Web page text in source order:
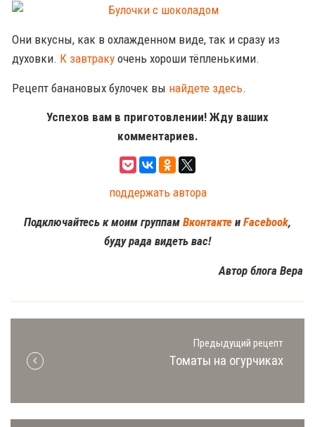
Они вкусны, как в охлажденном виде, так и сразу из
духовки. К завтраку очень хороши тёпленькими.
Рецепт банановых булочек вы найдете здесь.
Успехов вам в приготовлении! Жду ваших
комментариев.
поддержать автора
Подключайтесь к моим группам Вконтакте и Facebook,
буду рада видеть вас!
Автор блога Вера
Предыдущий рецепт
Томаты на огурчиках